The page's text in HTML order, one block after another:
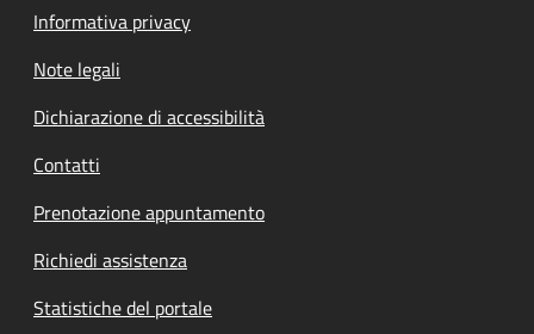
Informativa privacy
Note legali
Dichiarazione di accessibilità
Contatti
Prenotazione appuntamento
Richiedi assistenza
Statistiche del portale